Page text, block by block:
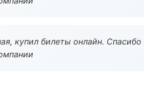
купил билеты онлайн. Спасибо